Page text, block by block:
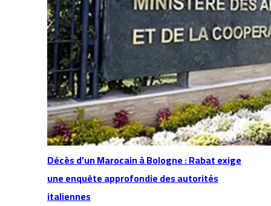
Décès d’un Marocain à Bologne : Rabat exige
une enquête approfondie des autorités
italiennes